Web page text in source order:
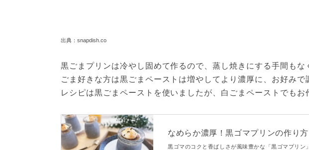
出典：snapdish.co
黒ごまプリンは冷やし固めて作るので、蒸し焼きにする手間もな
ごま好きな方は黒ごまペーストは増やしてより濃厚に、お好み
レシピは黒ごまペーストを使いましたが、白ごまペーストでもお
なめらか濃厚！黒ゴマプリンの作り
黒ゴマのコクと香ばしさが風味豊かな「黒ゴマプリン